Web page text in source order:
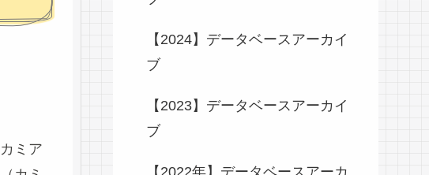
ミア
【2024】データベースアーカイ
ブ
【2023】データベースアーカイ
ブ
【2022年】データベースアーカ